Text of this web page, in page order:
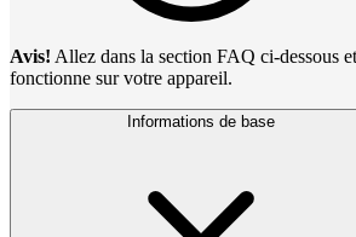
Avis! Allez dans la section FAQ ci-dessous
fonctionne sur votre appareil.
Informations de base